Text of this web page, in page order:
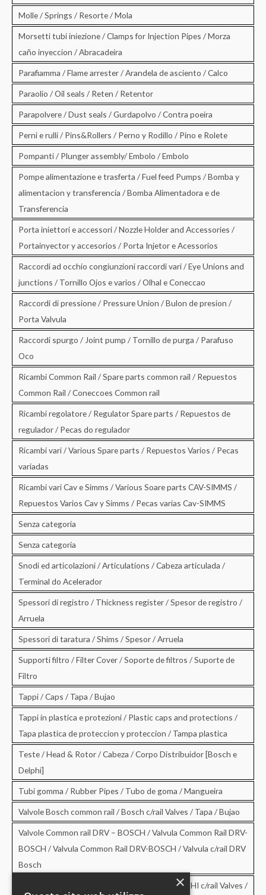
Molle / Springs / Resorte / Mola
Morsetti tubi iniezione / Clamps for Injection Pipes / Morza
caño inyeccion / Abracadeira
Parafiamma / Flame arrester / Arandela de asciento / Calco
Paraolio / Oil seals / Reten / Retentor
Parapolvere / Dust seals / Gurdapolvo / Contra poeira
Perni e rulli / Pins&Rollers / Perno y Rodillo / Pino e Rolete
Pompanti / Plunger assembly/ Embolo / Embolo
Pompe alimentazione e trasferta / Fuel feed Pumps / Bomba y
alimentacion y transferencia / Bomba Alimentadora e de
Transferencia
Porta iniettori e accessori / Nozzle Holder and Accessories /
Portainyector y accesorios / Porta Injetor e Acessorios
Raccordi ad occhio congiunzioni raccordi vari / Eye Unions and
junctions / Tornillo Ojos e varios / Olhal e Coneccao
Raccordi di pressione / Pressure Union / Bulon de presion /
Porta Valvula
Raccordi spurgo / Joint pump / Tornillo de purga / Parafuso
Oco
Ricambi Common Rail / Spare parts common rail / Repuestos
Common Rail / Coneccoes Common rail
Ricambi regolatore / Regulator Spare parts / Repuestos de
regulador / Pecas do regulador
Ricambi vari / Various Spare parts / Repuestos Varios / Pecas
variadas
Ricambi vari Cav e Simms / Various Soare parts CAV-SIMMS /
Repuestos Varios Cav y Simms / Pecas varias Cav-SIMMS
Senza categoria
Senza categoria
Snodi ed articolazioni / Articulations / Cabeza articulada /
Terminal do Acelerador
Spessori di registro / Thickness register / Spesor de registro /
Arruela
Spessori di taratura / Shims / Spesor / Arruela
Supporti filtro / Filter Cover / Soporte de filtros / Suporte de
Filtro
Tappi / Caps / Tapa / Bujao
Tappi in plastica e protezioni / Plastic caps and protections /
Tapa plastica de proteccion y proteccion / Tampa plastica
Teste / Head & Rotor / Cabeza / Corpo Distribuidor [Bosch e
Delphi]
Tubi gomma / Rubber Pipes / Tubo de goma / Mangueira
Valvole Bosch common rail / Bosch c/rail Valves / Tapa / Bujao
Valvole Common rail DRV – BOSCH / Valvula Common Rail DRV-
BOSCH / Valvula Common Rail DRV-BOSCH / Valvula c/rail DRV
Bosch
Valvole Common rail DRV – DELPHI / DRV-DELPHI c/rail Valves /
×